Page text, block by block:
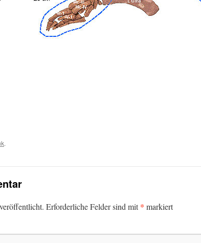
.
Erforderliche Felder sind mit* markiert